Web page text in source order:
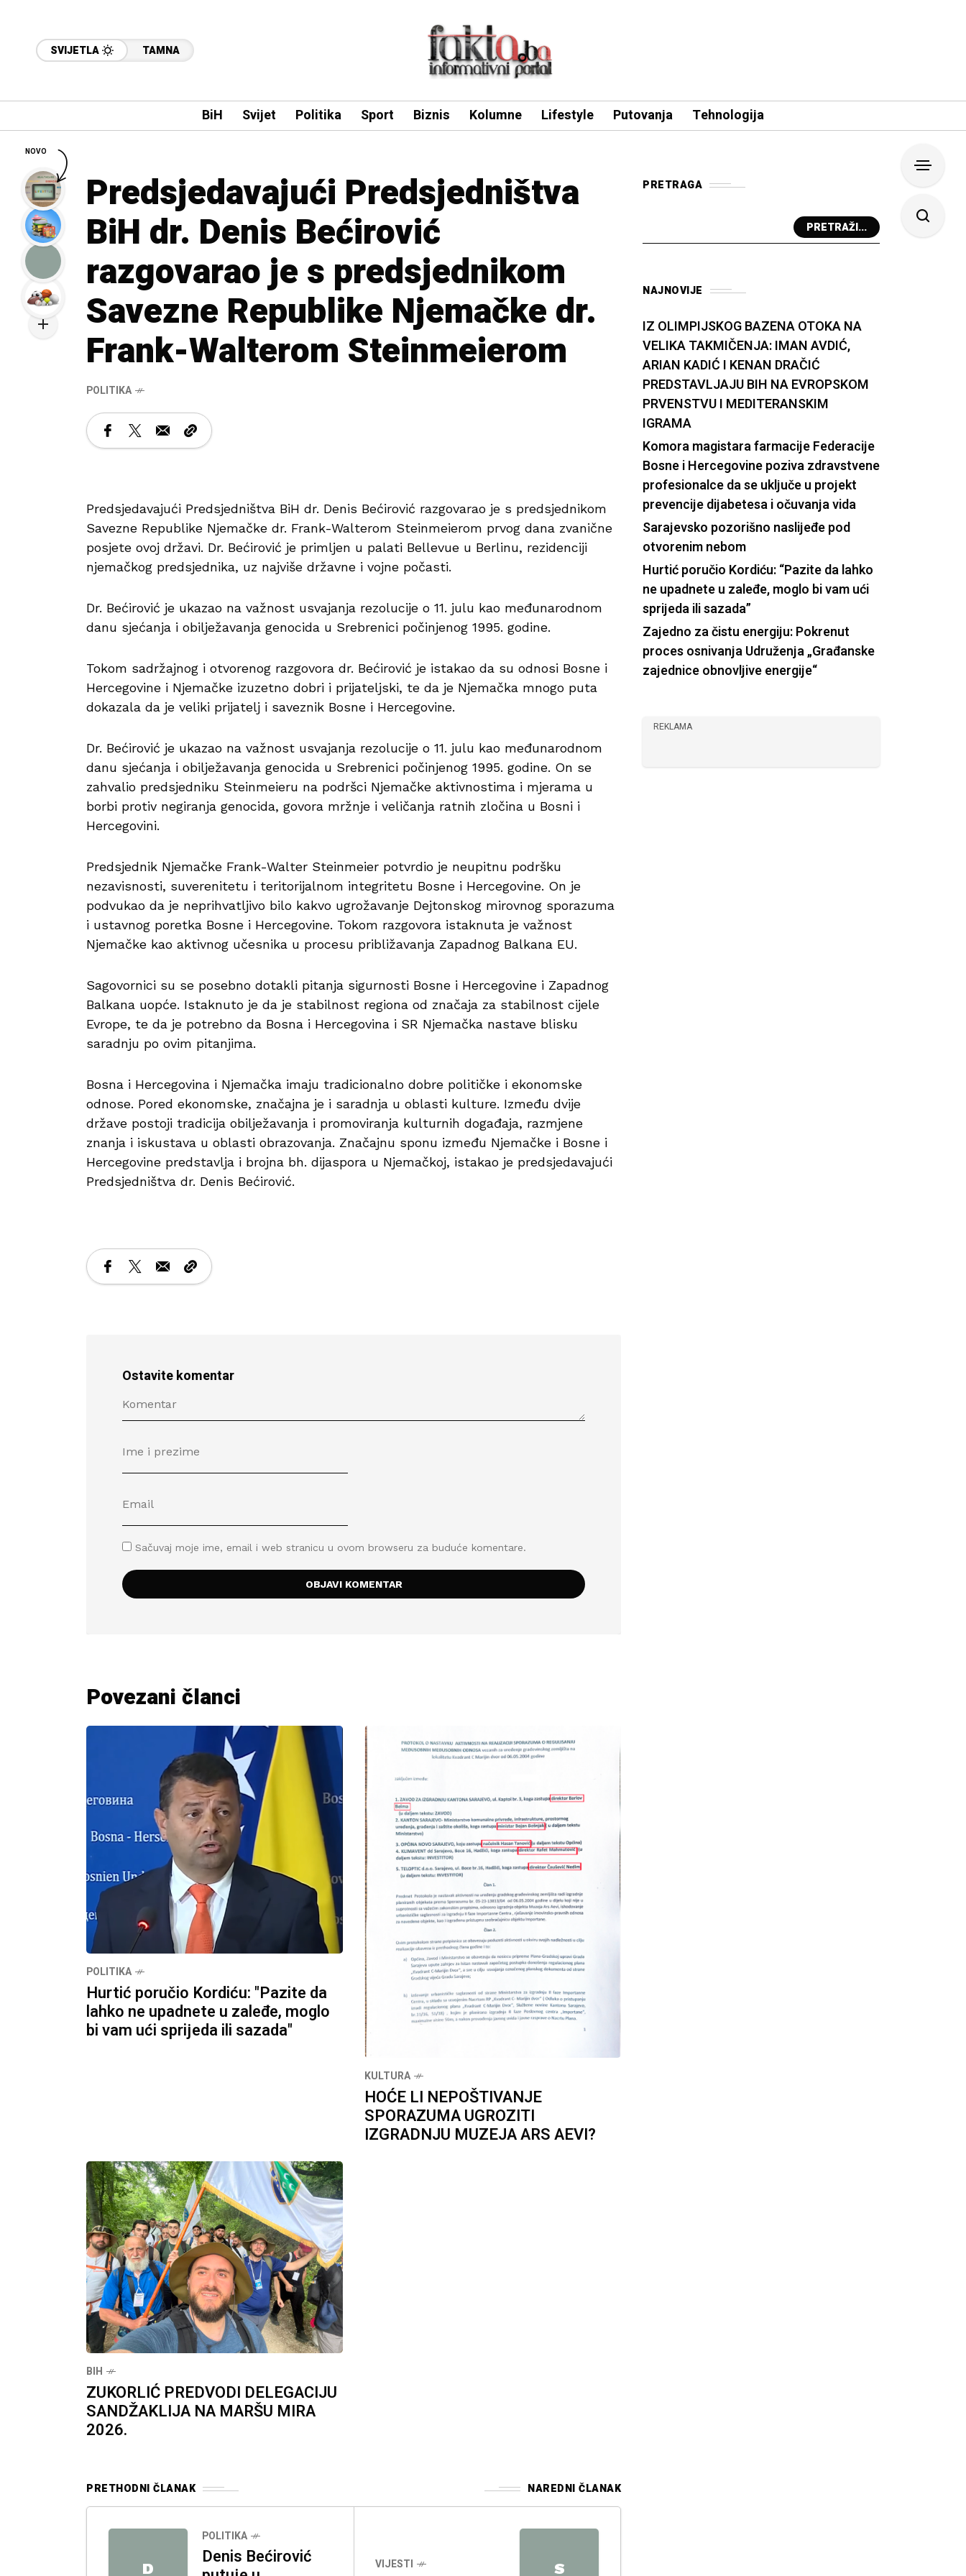
SVIJETLA TAMNA
BiH Svijet Politika Sport Biznis Kolumne Lifestyle Putovanja Tehnologija
Predsjedavajući Predsjedništva
BiH dr. Denis Bećirović
razgovarao je s predsjednikom
Savezne Republike Njemačke dr.
Frank-Walterom Steinmeierom
POLITIKA
Predsjedavajući Predsjedništva BiH dr. Denis Bećirović razgovarao je s predsjednikom
Savezne Republike Njemačke dr. Frank-Walterom Steinmeierom prvog dana zvanične
posjete ovoj državi. Dr. Bećirović je primljen u palati Bellevue u Berlinu, rezidenciji
njemačkog predsjednika, uz najviše državne i vojne počasti.
Dr. Bećirović je ukazao na važnost usvajanja rezolucije o 11. julu kao međunarodnom
danu sjećanja i obilježavanja genocida u Srebrenici počinjenog 1995. godine.
Tokom sadržajnog i otvorenog razgovora dr. Bećirović je istakao da su odnosi Bosne i
Hercegovine i Njemačke izuzetno dobri i prijateljski, te da je Njemačka mnogo puta
dokazala da je veliki prijatelj i saveznik Bosne i Hercegovine.
Dr. Bećirović je ukazao na važnost usvajanja rezolucije o 11. julu kao međunarodnom
danu sjećanja i obilježavanja genocida u Srebrenici počinjenog 1995. godine. On se
zahvalio predsjedniku Steinmeieru na podršci Njemačke aktivnostima i mjerama u
borbi protiv negiranja genocida, govora mržnje i veličanja ratnih zločina u Bosni i
Hercegovini.
Predsjednik Njemačke Frank-Walter Steinmeier potvrdio je neupitnu podršku
nezavisnosti, suverenitetu i teritorijalnom integritetu Bosne i Hercegovine. On je
podvukao da je neprihvatljivo bilo kakvo ugrožavanje Dejtonskog mirovnog sporazuma
i ustavnog poretka Bosne i Hercegovine. Tokom razgovora istaknuta je važnost
Njemačke kao aktivnog učesnika u procesu približavanja Zapadnog Balkana EU.
Sagovornici su se posebno dotakli pitanja sigurnosti Bosne i Hercegovine i Zapadnog
Balkana uopće. Istaknuto je da je stabilnost regiona od značaja za stabilnost cijele
Evrope, te da je potrebno da Bosna i Hercegovina i SR Njemačka nastave blisku
saradnju po ovim pitanjima.
Bosna i Hercegovina i Njemačka imaju tradicionalno dobre političke i ekonomske
odnose. Pored ekonomske, značajna je i saradnja u oblasti kulture. Između dvije
države postoji tradicija obilježavanja i promoviranja kulturnih događaja, razmjene
znanja i iskustava u oblasti obrazovanja. Značajnu sponu između Njemačke i Bosne i
Hercegovine predstavlja i brojna bh. dijaspora u Njemačkoj, istakao je predsjedavajući
Predsjedništva dr. Denis Bećirović.
Ostavite komentar
Sačuvaj moje ime, email i web stranicu u ovom browseru za buduće komentare.
Povezani članci
POLITIKA
Hurtić poručio Kordiću: "Pazite da
lahko ne upadnete u zaleđe, moglo
bi vam ući sprijeda ili sazada"
KULTURA
HOĆE LI NEPOŠTIVANJE
SPORAZUMA UGROZITI
IZGRADNJU MUZEJA ARS AEVI?
BIH
ZUKORLIĆ PREDVODI DELEGACIJU
SANDŽAKLIJA NA MARŠU MIRA
2026.
PRETHODNI ČLANAK NAREDNI ČLANAK
D
POLITIKA
Denis Bećirović
S
VIJESTI
PRETRAGA
PRETRAŽI...
NAJNOVIJE
IZ OLIMPIJSKOG BAZENA OTOKA NA
VELIKA TAKMIČENJA: IMAN AVDIĆ,
ARIAN KADIĆ I KENAN DRAČIĆ
PREDSTAVLJAJU BIH NA EVROPSKOM
PRVENSTVU I MEDITERANSKIM
IGRAMA
Komora magistara farmacije Federacije
Bosne i Hercegovine poziva zdravstvene
profesionalce da se uključe u projekt
prevencije dijabetesa i očuvanja vida
Sarajevsko pozorišno naslijeđe pod
otvorenim nebom
Hurtić poručio Kordiću: “Pazite da lahko
ne upadnete u zaleđe, moglo bi vam ući
sprijeda ili sazada”
Zajedno za čistu energiju: Pokrenut
proces osnivanja Udruženja „Građanske
zajednice obnovljive energije“
REKLAMA
NOVO